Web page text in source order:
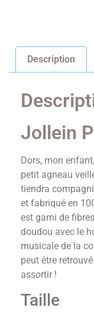
Description
Jollein
Dors, mon
petit agneau
tiendra
et fabriqué en
est garni de
doudou avec le
musicale de la
peut être
assortir !
Taille